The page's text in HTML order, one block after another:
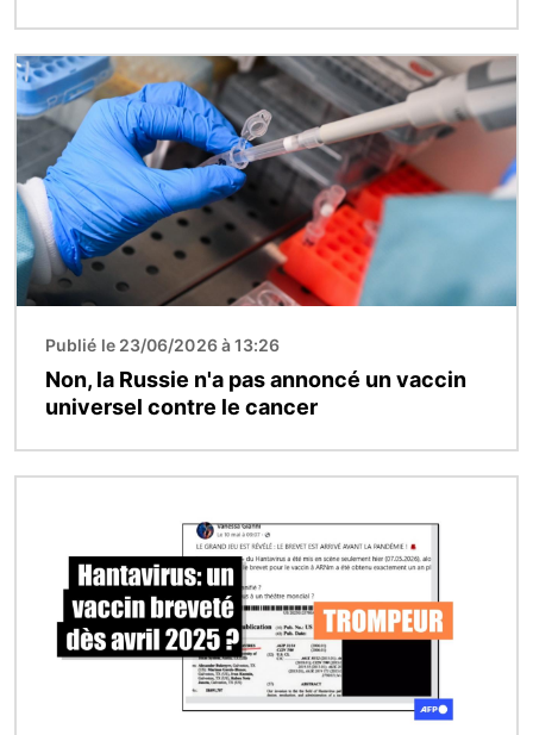
Image
Publié le 23/06/2026 à 13:26
Non, la Russie n'a pas annoncé un vaccin
universel contre le cancer